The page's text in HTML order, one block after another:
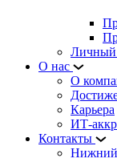
Личный
О нас
О
Карьера
ИТ-
Контакты
Нижний